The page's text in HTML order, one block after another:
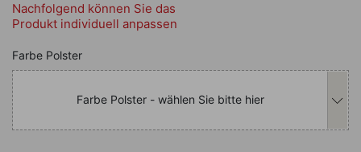
Nachfolgend können Sie das
Produkt individuell anpassen
Nachfolgend können Sie das
Farbe Polster
Farbe Polster - wählen Sie bitte hier